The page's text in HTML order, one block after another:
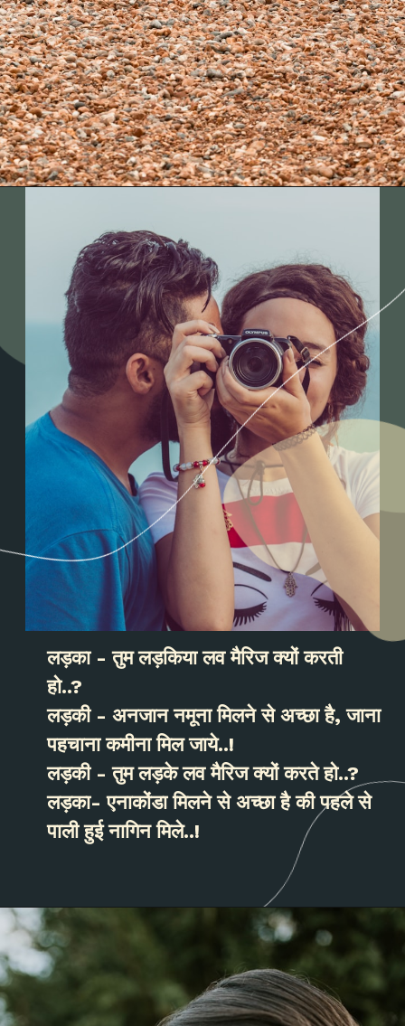
लड़का - तुम लड़किया लव मैरिज क्यों करती
हो..?
लड़की - अनजान नमूना मिलने से अच्छा है, जाना
पहचाना कमीना मिल जाये..!
लड़की - तुम लड़के लव मैरिज क्यों करते हो..?
लड़का- एनाकोंडा मिलने से अच्छा है की पहले से
पाली हुई नागिन मिले..!